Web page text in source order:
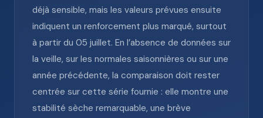
déjà sensible, mais les valeurs prévues ensuite
indiquent un renforcement plus marqué, surtout
à partir du 05 juillet. En l’absence de données sur
la veille, sur les normales saisonnières ou sur une
année précédente, la comparaison doit rester
centrée sur cette série fournie : elle montre une
stabilité sèche remarquable, une brève